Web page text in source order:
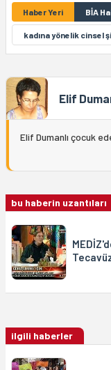
Haber Yeri BİA
kadına yönelik cinsel
Elif
Elif Dumanlı çocuk
bu haberin uzantıları
ilgili haberler